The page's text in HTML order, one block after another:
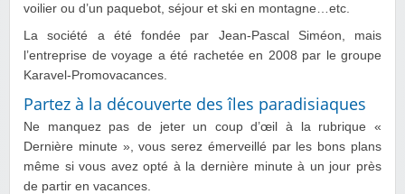
voilier ou d’un paquebot, séjour et ski en montagne…etc.
La société a été fondée par Jean-Pascal Siméon, mais
l’entreprise de voyage a été rachetée en 2008 par le groupe
Karavel-Promovacances.
Partez à la découverte des îles paradisiaques
Ne manquez pas de jeter un coup d’œil à la rubrique «
Dernière minute », vous serez émerveillé par les bons plans
même si vous avez opté à la dernière minute à un jour près
de partir en vacances.